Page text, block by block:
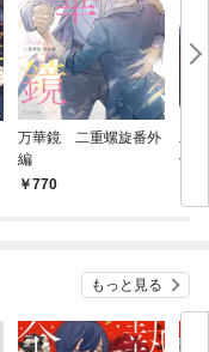
万華鏡 二重螺旋番外
編
770
二
付
もっと見る